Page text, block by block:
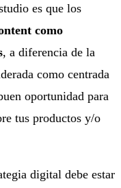
es que los
como
, a diferencia de la
como centrada
oportunidad para
tus productos y/o
digital debe estar